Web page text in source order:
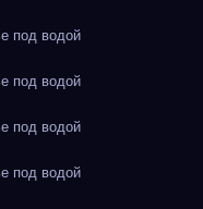
под водой
под водой
под водой
под водой